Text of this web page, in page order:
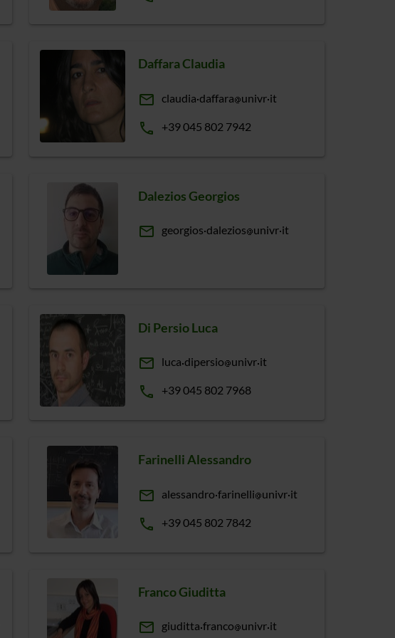
Daffara Claudia
email claudia daffara univr it
phone +39 045 802 7942
Dalezios Georgios
email georgios dalezios univr it
Di Persio Luca
email luca dipersio univr it
phone +39 045 802 7968
Farinelli Alessandro
email alessandro farinelli univr it
phone +39 045 802 7842
Franco Giuditta
email giuditta franco univr it